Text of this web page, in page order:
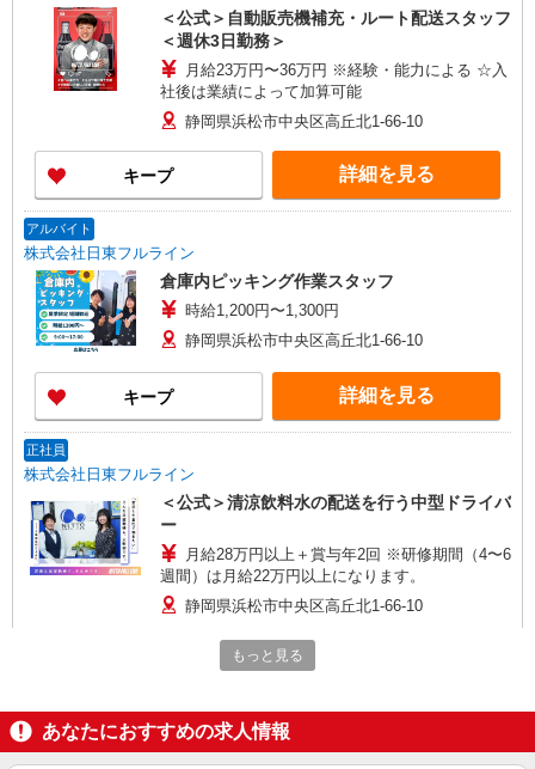
＜公式＞自動販売機補充・ルート配送スタッフ
＜週休3日勤務＞
月給23万円〜36万円 ※経験・能力による ☆入
社後は業績によって加算可能
静岡県浜松市中央区高丘北1-66-10
キープ 詳細を見る
アルバイト
株式会社日東フルライン
倉庫内ピッキング作業スタッフ
時給1,200円〜1,300円
静岡県浜松市中央区高丘北1-66-10
キープ 詳細を見る
正社員
株式会社日東フルライン
＜公式＞清涼飲料水の配送を行う中型ドライバ
ー
月給28万円以上＋賞与年2回 ※研修期間（4〜6
週間）は月給22万円以上になります。
静岡県浜松市中央区高丘北1-66-10
アルバイト
株式会社日東フルライン
もっと見る
あなたにおすすめの求人情報